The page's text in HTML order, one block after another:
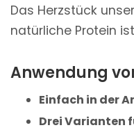
Das Herzstück
natürliche Protein
Anwendung
Einfach in der
Drei Varianten